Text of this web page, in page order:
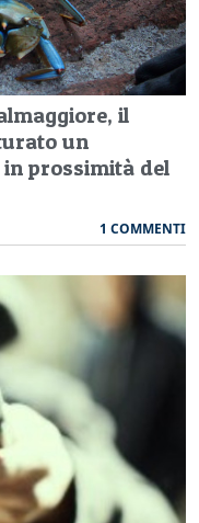
il
un
in prossimità del
1 COMMENTI